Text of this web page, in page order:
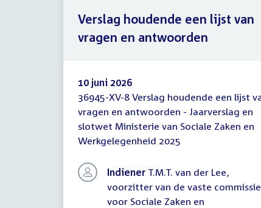
Verslag
houdende
een
lijst
vragen
en
antwoorden
10 juni 2026
36945-XV-8 Verslag houdende een lijst
vragen en antwoorden - Jaarverslag en
slotwet Ministerie van Sociale Zaken en
Werkgelegenheid 2025
Indiener T.M.T. van der Lee,
voorzitter van de vaste commissie
voor Sociale Zaken en
Verslag houdende een lijst van
vragen en antwoorden